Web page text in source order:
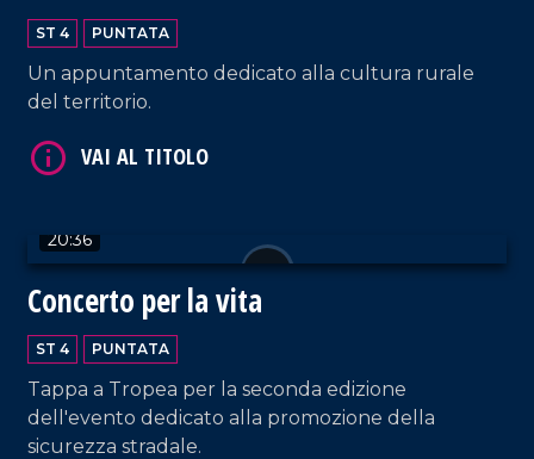
ST 4 PUNTATA
Un appuntamento dedicato alla cultura rurale
del territorio.
20:36
Concerto per la vita
ST 4 PUNTATA
Tappa a Tropea per la seconda edizione
dell'evento dedicato alla promozione della
sicurezza stradale.
VAI AL TITOLO